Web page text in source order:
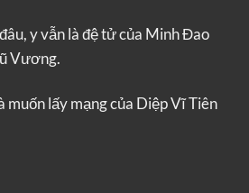
y vẫn là đệ tử của Minh Đao
Vương.
muốn lấy mạng của Diệp Vĩ Tiên